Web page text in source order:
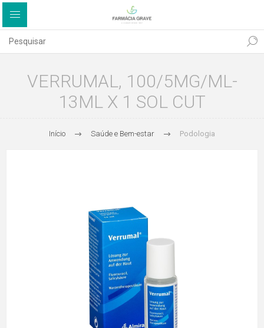
VERRUMAL, 100/5MG/ML-
13ML X 1 SOL CUT
Início Saúde e Bem-estar Podologia